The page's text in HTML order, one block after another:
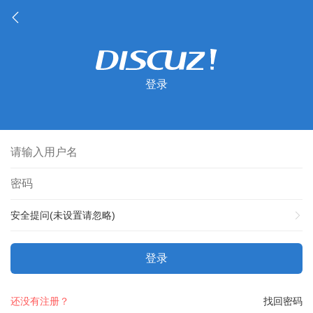
登录
安全提问(未设置请忽略)
登录
找回密码
还没有注册？